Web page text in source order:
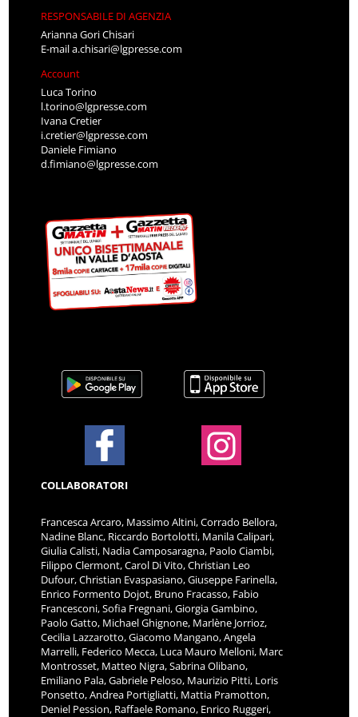
RESPONSABILE DI AGENZIA
Arianna Gori Chisari
E-maila.chisari@lgpresse.com
Account
Luca Torino
l.torino@lgpresse.com
Ivana Cretier
i.cretier@lgpresse.com
Daniele Fimiano
d.fimiano@lgpresse.com
COLLABORATORI
Francesca Arcaro, Massimo Altini, Corrado Bellora,
Nadine Blanc, Riccardo Bortolotti, Manila Calipari,
Giulia Calisti, Nadia Camposaragna, Paolo Ciambi,
Filippo Clermont, Carol Di Vito, Christian Leo
Dufour, Christian Evaspasiano, Giuseppe Farinella,
Enrico Formento Dojot, Bruno Fracasso, Fabio
Francesconi, Sofia Fregnani, Giorgia Gambino,
Paolo Gatto, Michael Ghignone, Marlène Jorrioz,
Cecilia Lazzarotto, Giacomo Mangano, Angela
Marrelli, Federico Mecca, Luca Mauro Melloni, Marc
Montrosset, Matteo Nigra, Sabrina Olibano,
Emiliano Pala, Gabriele Peloso, Maurizio Pitti, Loris
Ponsetto, Andrea Portigliatti, Mattia Pramotton,
Deniel Pession, Raffaele Romano, Enrico Ruggeri,